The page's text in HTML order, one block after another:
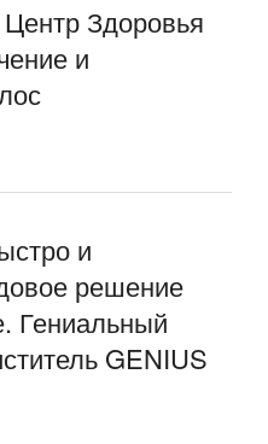
Здоровья
и
и
решение
Гениальный
GENIUS